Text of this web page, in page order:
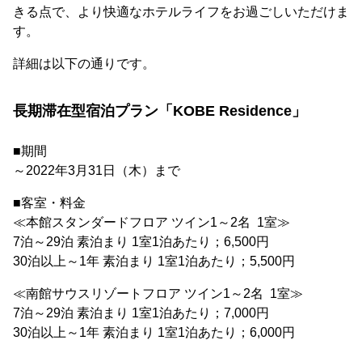
きる点で、より快適なホテルライフをお過ごしいただけま
す。
詳細は以下の通りです。
長期滞在型宿泊プラン「KOBE Residence」
■期間
～2022年3月31日（木）まで
■客室・料金
≪本館スタンダードフロア ツイン1～2名 1室≫
7泊～29泊 素泊まり 1室1泊あたり；6,500円
30泊以上～1年 素泊まり 1室1泊あたり；5,500円
≪南館サウスリゾートフロア ツイン1～2名 1室≫
7泊～29泊 素泊まり 1室1泊あたり；7,000円
30泊以上～1年 素泊まり 1室1泊あたり；6,000円